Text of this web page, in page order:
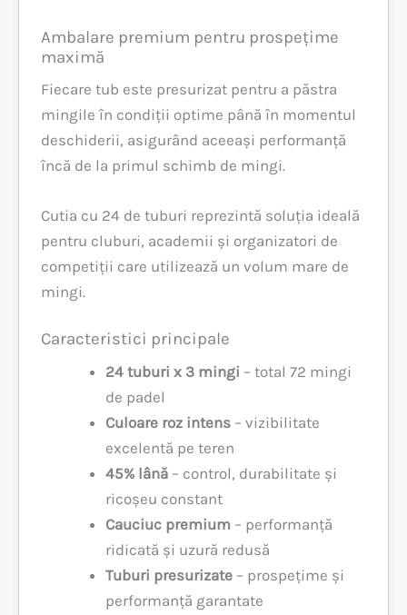
Ambalare premium pentru prospețime
maximă
Fiecare tub este presurizat pentru a păstra
mingile în condiții optime până în momentul
deschiderii, asigurând aceeași performanță
încă de la primul schimb de mingi.
Cutia cu 24 de tuburi reprezintă soluția ideală
pentru cluburi, academii și organizatori de
competiții care utilizează un volum mare de
mingi.
Caracteristici principale
24 tuburi x 3 mingi – total 72 mingi
de padel
Culoare roz intens – vizibilitate
excelentă pe teren
45% lână – control, durabilitate și
ricoșeu constant
Cauciuc premium – performanță
ridicată și uzură redusă
Tuburi presurizate – prospețime și
performanță garantate